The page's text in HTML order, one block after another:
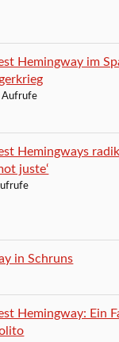
Hemingway im
Aufrufe
Hemingways
juste‘
in Schruns
Hemingway: Ein